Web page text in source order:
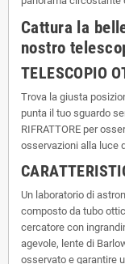
Cattura la
nostro
TELESCOPIO
Trova la giusta
punta il tuo sguardo
RIFRATTORE per
osservazioni alla luce
Un laboratorio di
composto da tubo
cercatore con
agevole, lente di
osservato e garantire